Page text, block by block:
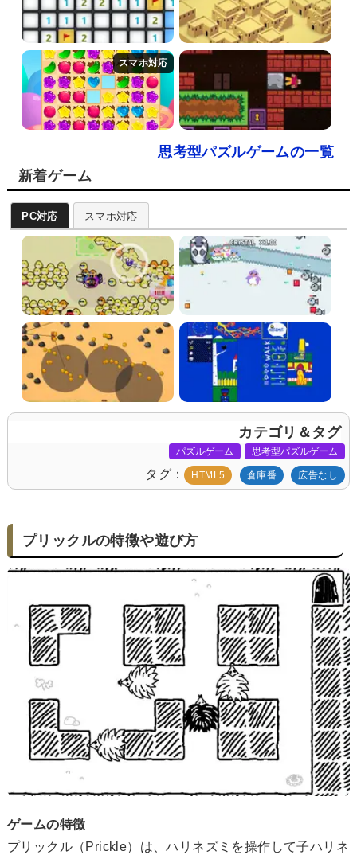
思考型パズルゲームの一覧
新着ゲーム
PC対応 スマホ対応
カテゴリ＆タグ
パズルゲーム 思考型パズルゲーム
タグ HTML5 倉庫番 広告なし
プリックルの特徴や遊び方
ゲームの特徴
プリックル（Prickle）は、ハリネズミを操作して子ハリネ